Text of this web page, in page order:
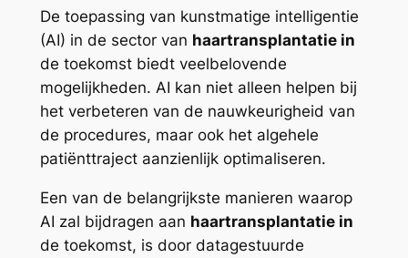
De toepassing van kunstmatige intelligentie
(AI) in de sector van haartransplantatie in
de toekomst biedt veelbelovende
mogelijkheden. AI kan niet alleen helpen bij
het verbeteren van de nauwkeurigheid van
de procedures, maar ook het algehele
patiënttraject aanzienlijk optimaliseren.
Een van de belangrijkste manieren waarop
AI zal bijdragen aan haartransplantatie in
de toekomst, is door datagestuurde